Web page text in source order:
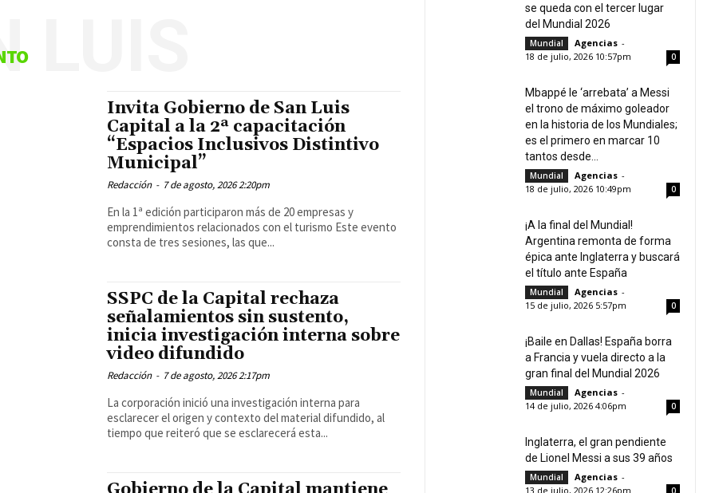
LUIS
Invita Gobierno de San Luis
Capital a la 2ª capacitación
“Espacios Inclusivos Distintivo
Municipal”
Redacción - 7 de agosto, 2026 2:20pm
En la 1ª edición participaron más de 20 empresas y
emprendimientos relacionados con el turismo Este evento
consta de tres sesiones, las que...
SSPC de la Capital rechaza
señalamientos sin sustento,
inicia investigación interna sobre
video difundido
Redacción - 7 de agosto, 2026 2:17pm
La corporación inició una investigación interna para
esclarecer el origen y contexto del material difundido, al
tiempo que reiteró que se esclarecerá esta...
se queda con el tercer lugar
del Mundial 2026
Mundial Agencias -
18 de julio, 2026 10:57pm
0
Mbappé le ‘arrebata’ a Messi
el trono de máximo goleador
en la historia de los Mundiales;
es el primero en marcar 10
tantos desde...
Mundial Agencias -
18 de julio, 2026 10:49pm
0
¡A la final del Mundial!
Argentina remonta de forma
épica ante Inglaterra y buscará
el título ante España
Mundial Agencias -
15 de julio, 2026 5:57pm
0
¡Baile en Dallas! España borra
a Francia y vuela directo a la
gran final del Mundial 2026
Mundial Agencias -
14 de julio, 2026 4:06pm
0
Inglaterra, el gran pendiente
de Lionel Messi a sus 39 años
Mundial Agencias -
13 de julio, 2026 12:26pm